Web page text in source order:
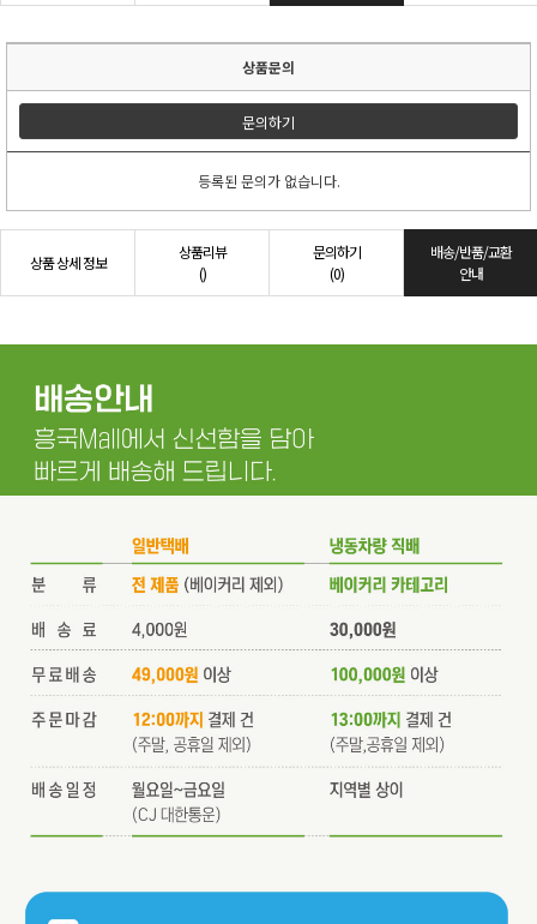
상품문의
문의하기
등록된 문의가 없습니다.
상품 상세 정보
상품리뷰
()
문의하기
(0)
배송/반품/교환
안내